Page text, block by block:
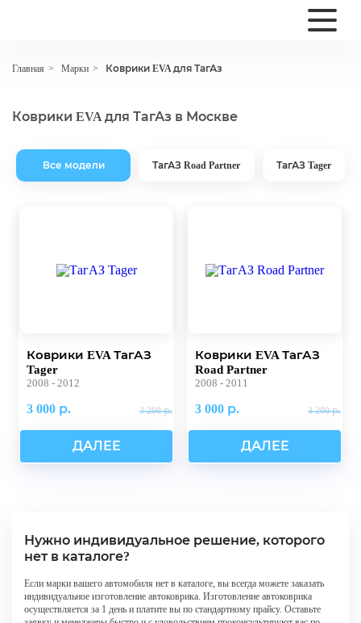
Главная > Марки > Коврики EVA для ТагАз
Коврики EVA для ТагАз в Москве
Все модели ТагАЗ Road Partner ТагАЗ Tager
Коврики EVA ТагАЗ
Tager
2008 - 2012
3 000 р. 3 200 р.
ДАЛЕЕ
Коврики EVA ТагАЗ
Road Partner
2008 - 2011
3 000 р. 3 200 р.
ДАЛЕЕ
Нужно индивидуальное решение, которого
нет в каталоге?
Если марки вашего автомобиля нет в каталоге, вы всегда можете заказать
индивидуальное изготовление автоковрика. Изготовление автоковрика
осуществляется за 1 день и платите вы по стандартному прайсу. Оставьте